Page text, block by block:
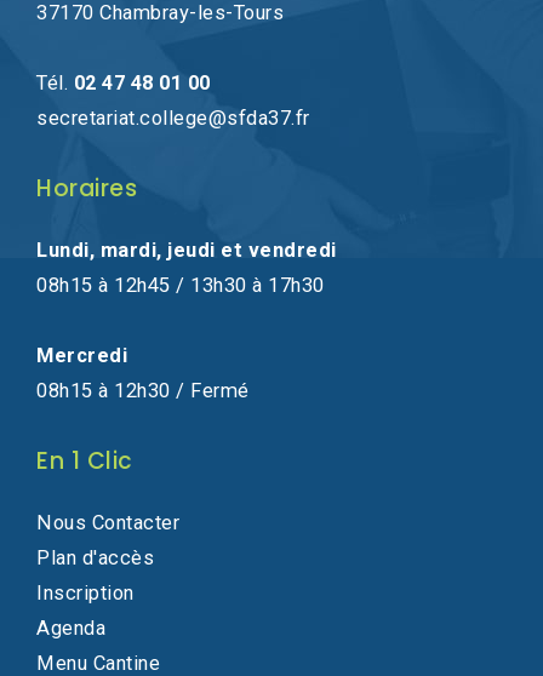
37170 Chambray-les-Tours
Tél. 02 47 48 01 00
secretariat.college@sfda37.fr
Horaires
Lundi, mardi, jeudi et vendredi
08h15 à 12h45 / 13h30 à 17h30
Mercredi
08h15 à 12h30 / Fermé
En 1 Clic
Nous Contacter
Plan d'accès
Inscription
Agenda
Menu Cantine